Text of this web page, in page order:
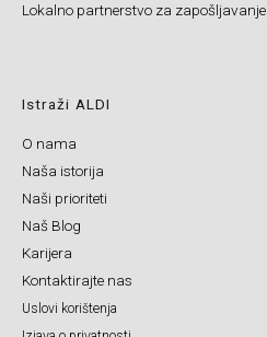
Lokalno partnerstvo za zapošljavanje
Istraži ALDI
O nama
Naša istorija
Naši prioriteti
Naš Blog
Karijera
Kontaktirajte nas
Uslovi korištenja